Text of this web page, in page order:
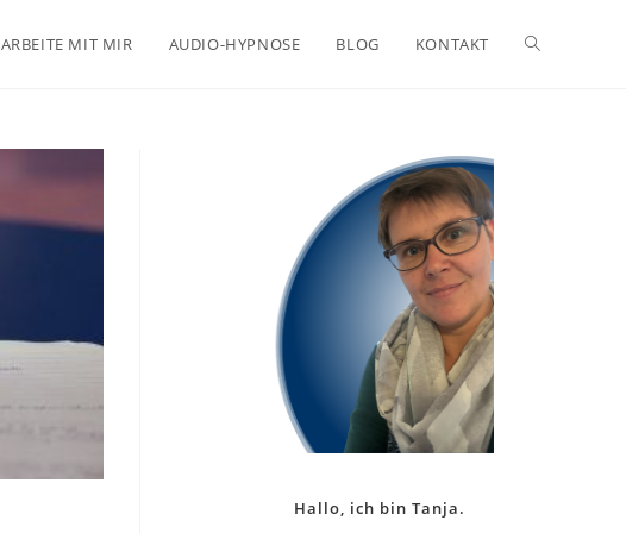
ARBEITE MIT MIR AUDIO-HYPNOSE BLOG KONTAKT Website-
Hallo, ich bin Tanja.